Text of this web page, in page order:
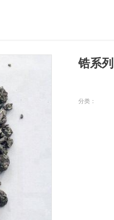
锆系列
分类：